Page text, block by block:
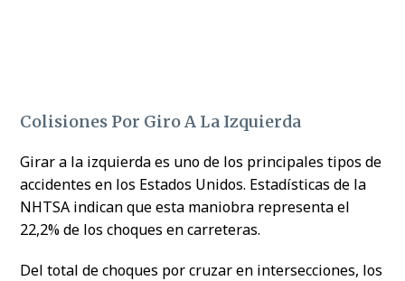
Colisiones Por Giro A La Izquierda
Girar a la izquierda es uno de los principales tipos de
accidentes en los Estados Unidos. Estadísticas de la
NHTSA indican que esta maniobra representa el
22,2% de los choques en carreteras.
Del total de choques por cruzar en intersecciones, los